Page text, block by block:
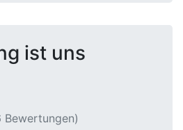
ist uns
Bewertungen)